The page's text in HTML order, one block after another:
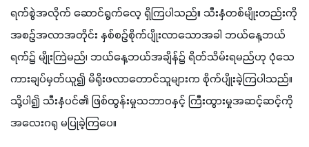
ရက်စွဲအလိုက် ဆောင်ရွက်လေ့ ရှိကြပါသည်။ သီးနှံတစ်မျိုးတည်းကို
အစဥ်အလာအတိုင်း နှစ်စဥ်စိုက်ပျိုးလာသောအခါ ဘယ်နေ့ဘယ်
ရက်၌ မျိုးကြဲမည်၊ ဘယ်နေ့ဘယ်အချိန်၌ ရိတ်သိမ်းရမည်ဟု ပုံသေ
ကားချပ်မှတ်ယူ၍ မိရိုးဖလာတောင်သူများက စိုက်ပျိုးခဲ့ကြပါသည်။
သို့ပါ၍ သီးနှံပင်၏ ဖြစ်ထွန်းမှုသဘာဝနှင့် ကြီးထွားမှုအဆင့်ဆင့်ကို
အလေးဂရု မပြုခဲ့ကြပေ။